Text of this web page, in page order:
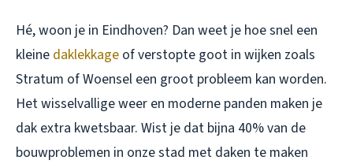
Hé, woon je in Eindhoven? Dan weet je hoe snel een
kleine daklekkage of verstopte goot in wijken zoals
Stratum of Woensel een groot probleem kan worden.
Het wisselvallige weer en moderne panden maken je
dak extra kwetsbaar. Wist je dat bijna 40% van de
bouwproblemen in onze stad met daken te maken